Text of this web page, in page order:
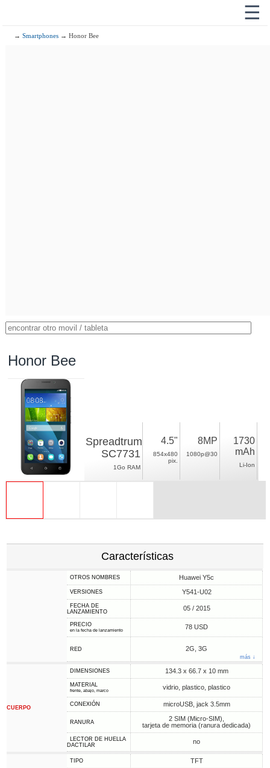
☰
→Smartphones → Honor Bee
Honor Bee
Spreadtrum
SC7731
1Go RAM
4.5"
854x480
pix.
8MP
1080p@30
1730
mAh
Li-Ion
Características
OTROS NOMBRES Huawei Y5c
VERSIONES Y541-U02
FECHA DE
LANZAMIENTO
05 / 2015
PRECIO
en la fecha de lanzamiento 78 USD
RED 2G, 3G
más ↓
CUERPO
DIMENSIONES 134.3 x 66.7 x 10 mm
MATERIAL
frente, abajo, marco vidrio, plastico, plastico
CONEXIÓN microUSB, jack 3.5mm
RANURA
2 SIM (Micro-SIM),
tarjeta de memoria (ranura dedicada)
LECTOR DE HUELLA
DACTILAR
no
TIPO TFT